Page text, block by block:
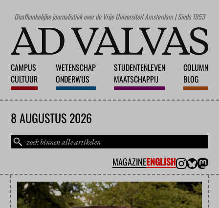
Onafhankelijke journalistiek over de Vrije Universiteit Amsterdam | Sinds 1953
CAMPUS
CULTUUR
WETENSCHAP
ONDERWIJS
STUDENTENLEVEN
MAATSCHAPPIJ
COLUMN
BLOG
8 AUGUSTUS 2026
MAGAZINEENGLISH